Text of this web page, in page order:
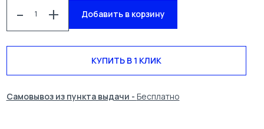
КАТАЛОГ СПЕЦОДЕЖДА
- + Добавить в корзину
КУПИТЬ В 1 КЛИК
Самовывоз из пункта выдачи - Бесплатно